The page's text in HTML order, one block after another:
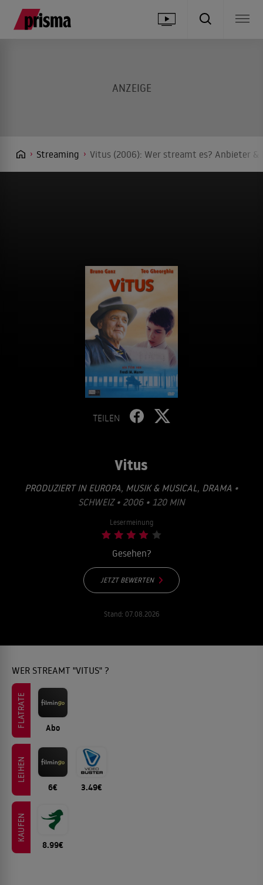
Streaming Vitus (2006): Wer streamt es? Anbieter &
TEILEN
Vitus
PRODUZIERT IN EUROPA, MUSIK & MUSICAL, DRAMA •
SCHWEIZ • 2006 • 120 MIN
Lesermeinung
Gesehen?
JETZT BEWERTEN
Stand: 07.08.2026
WER STREAMT "VITUS" ?
FLATRATE Abo
LEIHEN
6€ 3.49€
KAUFEN
8.99€